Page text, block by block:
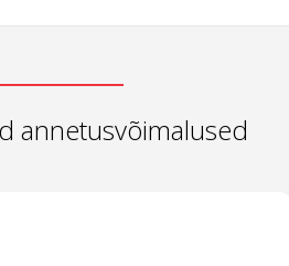
annetusvõimalused